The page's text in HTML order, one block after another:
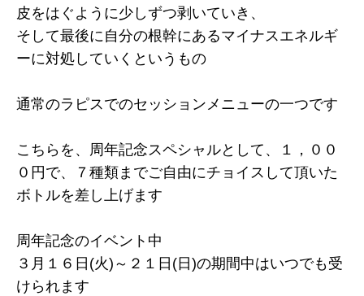
皮をはぐように少しずつ剥いていき、
そして最後に自分の根幹にあるマイナスエネルギ
ーに対処していくというもの
通常のラピスでのセッションメニューの一つです
こちらを、周年記念スペシャルとして、１，００
０円で、７種類までご自由にチョイスして頂いた
ボトルを差し上げます
周年記念のイベント中
３月１６日(火)～２１日(日)の期間中はいつでも受
けられます